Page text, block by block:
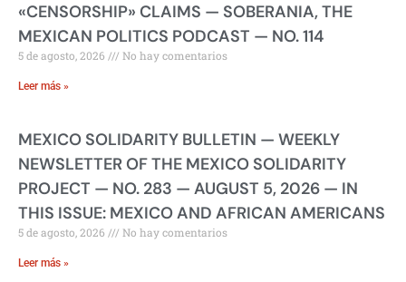
«CENSORSHIP» CLAIMS — SOBERANIA, THE
MEXICAN POLITICS PODCAST — NO. 114
5 de agosto, 2026 No hay comentarios
Leer más »
MEXICO SOLIDARITY BULLETIN — WEEKLY
NEWSLETTER OF THE MEXICO SOLIDARITY
PROJECT — NO. 283 — AUGUST 5, 2026 — IN
THIS ISSUE: MEXICO AND AFRICAN AMERICANS
5 de agosto, 2026 No hay comentarios
Leer más »